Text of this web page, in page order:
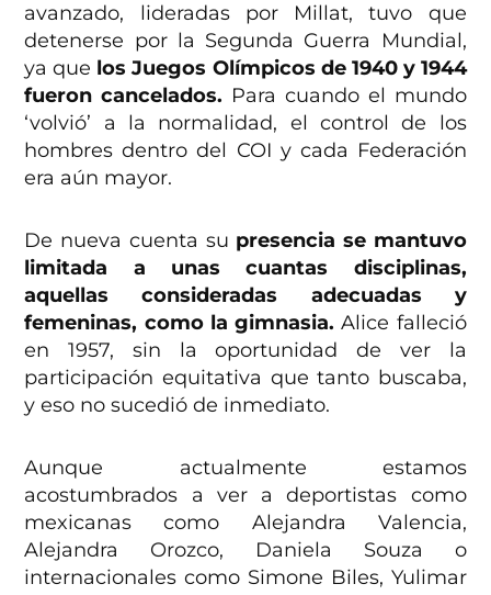
avanzado, lideradas por Millat, tuvo que
detenerse por la Segunda Guerra Mundial,
ya que los Juegos Olímpicos de 1940 y 1944
fueron cancelados. Para cuando el mundo
‘volvió’ a la normalidad, el control de los
hombres dentro del COI y cada Federación
era aún mayor.
De nueva cuenta su presencia se mantuvo
limitada a unas cuantas disciplinas,
aquellas consideradas adecuadas y
femeninas, como la gimnasia. Alice falleció
en 1957, sin la oportunidad de ver la
participación equitativa que tanto buscaba,
y eso no sucedió de inmediato.
Aunque actualmente estamos
acostumbrados a ver a deportistas como
mexicanas como Alejandra Valencia,
Alejandra Orozco, Daniela Souza o
internacionales como Simone Biles, Yulimar